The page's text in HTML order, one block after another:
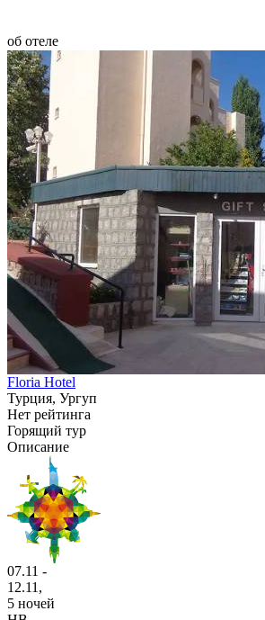
об отеле
Floria Hotel
Турция, Ургуп
Нет рейтинга
Горящий тур
Описание
07.11 -
12.11,
5 ночей